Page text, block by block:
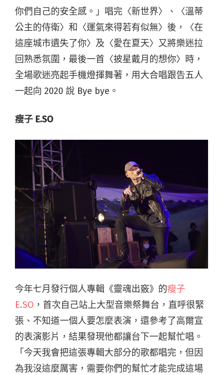
你們自己的安全感。」唱完〈新世界〉、〈溫蒂
公主的侍衛〉和〈運氣來得若有似無〉後，〈在
這座城市遺失了你〉及〈愛在夏天〉又將樂迷拉
回熟悉氛圍，最後一首〈披星戴月的想你〉時，
全場歌迷亮起手機燈揮舞著，用大合唱跟告五人
一起向 2020 說 Bye bye。
瘦子 E.SO
今年七月發行個人專輯《靈魂出竅》的瘦子
E.SO ，首次自己站上大型音樂祭舞台，直呼很緊
張、不知道一個人要怎麼表演，還參考了高爾宣
的表演影片，結果發現他都讓台下一起幫忙唱。
「今天我會把這張專輯大部分的歌都唱完，但因
為我沒這麼厲害，需要你們的幫忙才能完成這場